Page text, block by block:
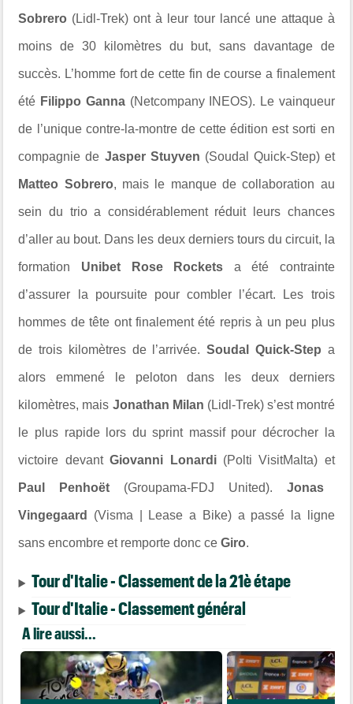
Sobrero (Lidl-Trek) ont à leur tour lancé une attaque à
moins de 30 kilomètres du but, sans davantage de
succès. L’homme fort de cette fin de course a finalement
été Filippo Ganna(Netcompany INEOS). Le vainqueur
de l’unique contre-la-montre de cette édition est sorti en
compagnie de Jasper Stuyven (Soudal Quick-Step) et
Matteo Sobrero, mais le manque de collaboration au
sein du trio a considérablement réduit leurs chances
d’aller au bout. Dans les deux derniers tours du circuit, la
formation Unibet Rose Rockets a été contrainte
d’assurer la poursuite pour combler l’écart. Les trois
hommes de tête ont finalement été repris à un peu plus
de trois kilomètres de l’arrivée.Soudal Quick-Step a
alors emmené le peloton dans les deux derniers
kilomètres, mais Jonathan Milan (Lidl-Trek) s’est montré
le plus rapide lors du sprint massif pour décrocher la
victoire devantGiovanni Lonardi (Polti VisitMalta) et
Paul Penhoët (Groupama-FDJ United). Jonas
Vingegaard (Visma | Lease a Bike) a passé la ligne
sans encombre et remporte donc ceGiro.
Tour d'Italie - Classement de la 21è étape
Tour d'Italie - Classement général
A lire aussi...